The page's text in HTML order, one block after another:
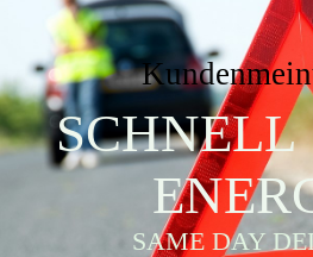
SAME DAY